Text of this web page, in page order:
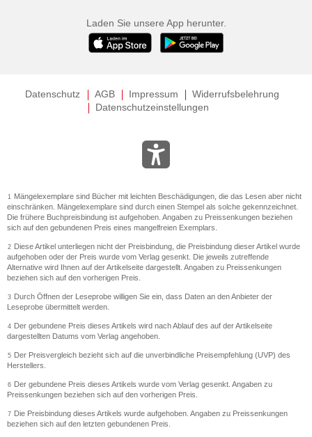
Laden Sie unsere App herunter.
Datenschutz AGB Impressum
Widerrufsbelehrung
Datenschutzeinstellungen
1
Mängelexemplare sind Bücher mit leichten Beschädigungen, die das Lesen aber nicht
einschränken. Mängelexemplare sind durch einen Stempel als solche gekennzeichnet.
Die frühere Buchpreisbindung ist aufgehoben. Angaben zu Preissenkungen beziehen
sich auf den gebundenen Preis eines mangelfreien Exemplars.
2 Diese Artikel unterliegen nicht der Preisbindung, die Preisbindung dieser Artikel wurde
aufgehoben oder der Preis wurde vom Verlag gesenkt. Die jeweils zutreffende
Alternative wird Ihnen auf der Artikelseite dargestellt. Angaben zu Preissenkungen
beziehen sich auf den vorherigen Preis.
3 Durch Öffnen der Leseprobe willigen Sie ein, dass Daten an den Anbieter der
Leseprobe übermittelt werden.
4 Der gebundene Preis dieses Artikels wird nach Ablauf des auf der Artikelseite
dargestellten Datums vom Verlag angehoben.
5 Der Preisvergleich bezieht sich auf die unverbindliche Preisempfehlung (UVP) des
Herstellers.
6 Der gebundene Preis dieses Artikels wurde vom Verlag gesenkt. Angaben zu
Preissenkungen beziehen sich auf den vorherigen Preis.
7 Die Preisbindung dieses Artikels wurde aufgehoben. Angaben zu Preissenkungen
beziehen sich auf den letzten gebundenen Preis.